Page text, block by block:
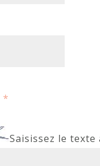
*
Saisissez le texte